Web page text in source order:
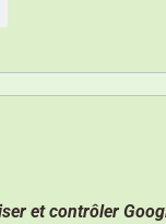
et contrôler